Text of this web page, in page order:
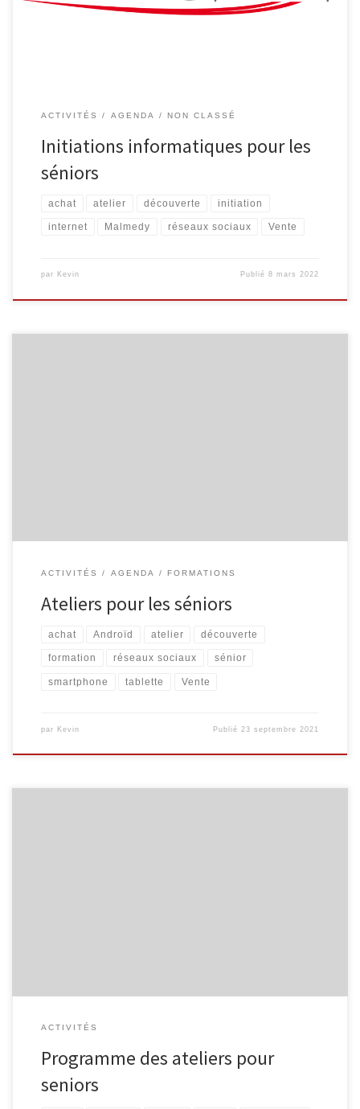
organisées les vendredis 22/04, 29/04, 06/05 et 13/05, de 9h30 à
11h30 Smartphone et tablette […]
ACTIVITÉS AGENDA NON CLASSÉ
Initiations informatiques pour les
séniors
achat atelier découverte initiation
internet Malmedy réseaux sociaux Vente
par Kevin Publié8 mars 2022
ACTIVITÉS AGENDA FORMATIONS
Ateliers pour les séniors
achat Androïd atelier découverte
formation réseaux sociaux sénior
smartphone tablette Vente
par Kevin Publié 23 septembre 2021
ACTIVITÉS
Programme des ateliers pour
seniors